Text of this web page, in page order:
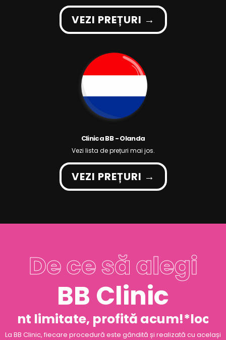
VEZI PREȚURI →
Clinica BB - Olanda
Vezi lista de prețuri mai jos.
VEZI PREȚURI →
De ce să alegi
BB Clinic
limitate, profită acum!
La BB Clinic, fiecare procedură este gândită și realizată cu același